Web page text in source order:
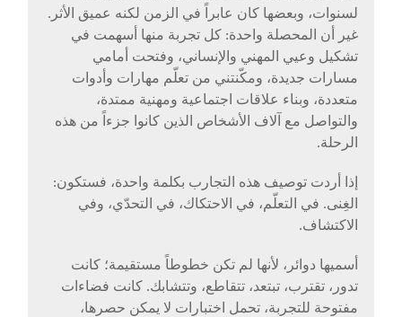
لسنوات، وبعضها كان عابراً في الزمن لكنه عميق الأثر.
غير أن المحصلة واحدة: كل تجربة منها أسهمت في
تشكيل وعيي المهني والإنساني، وفتحت أمامي
مسارات جديدة، ومكّنتني من تعلّم مهارات وأدوات
متعددة، وبناء علاقات اجتماعية ومهنية ممتدة،
والتواصل مع آلاف الأشخاص الذين كانوا جزءاً من هذه
الرحلة.
إذا أردت توصيف هذه التجارب بكلمة واحدة، فستكون:
الغِنى. في التعلّم، في الاحتكاك، في التحدّي، وفي
الاكتشاف.
أسميها دوائر، لأنها لم تكن خطوطاً مستقيمة؛ كانت
تدور، تقترب، تبتعد، تتقاطع، وتتشابك. كانت فضاءات
مفتوحة للتجربة، تحمل اختبارات لا يمكن حصرها،